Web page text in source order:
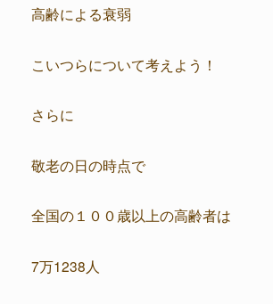
高齢による衰弱
こいつらについて考えよう！
さらに
敬老の日の時点で
全国の１００歳以上の高齢者は
7万1238人